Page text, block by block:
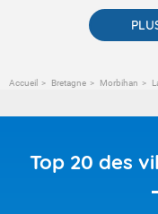
Accueil Bretagne Morbihan
Top 20 des